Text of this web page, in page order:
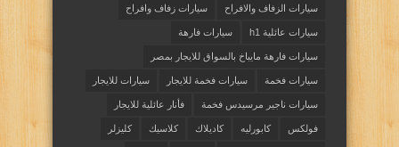
سيارات الزفاف والافراح سيارات زفاف وافراح
سيارات عائلية h1 سيارات فارهة
سيارات فارهة مايباخ بالسواق للايجار بمصر
سيارات فخمة سيارات فخمة للايجار سيارات للايجار
سيارات ناجير مرسيدس فخمة فأنار عائلية للايجار
فولكس كابورليه كاديلاك كلاسيك كليزلر